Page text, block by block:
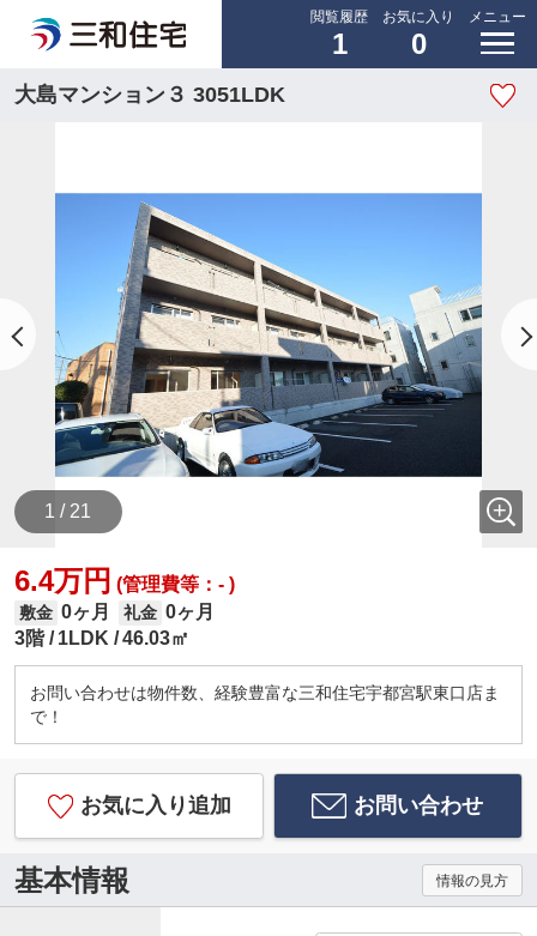
閲覧履歴
1
お気に入り
0
メニュー
大島マンション３ 3051LDK
1 / 21
6.4万円 (管理費等：- )
敷金 0ヶ月 礼金 0ヶ月
3階
1LDK 46.03㎡
お問い合わせは物件数、経験豊富な三和住宅宇都宮駅東口店ま
で！
お気に入り追加 お問い合わせ
基本情報 情報の見方